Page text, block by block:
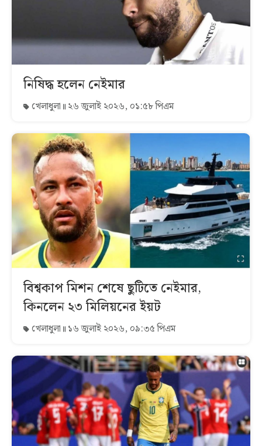
নিষিদ্ধ হলেন নেইমার
খেলাধুলা ২৬ জুলাই ২০২৬, ০১:৫৮ পিএম
বিশ্বকাপ মিশন শেষে ছুটিতে নেইমার,
কিনলেন ২৩ মিলিয়নের ইয়ট
খেলাধুলা ১৬ জুলাই ২০২৬, ০৯:৩৫ পিএম